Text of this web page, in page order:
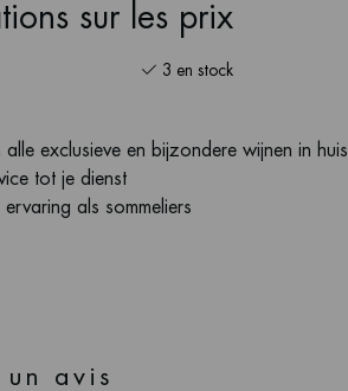
sur les prix
3 en stock
exclusieve en bijzondere wijnen in huis
tot je dienst
ervaring als sommeliers
avis